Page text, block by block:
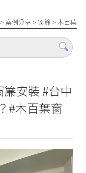
>案例分享 > 窗簾 >木百葉
安裝 #台中
#木百葉窗